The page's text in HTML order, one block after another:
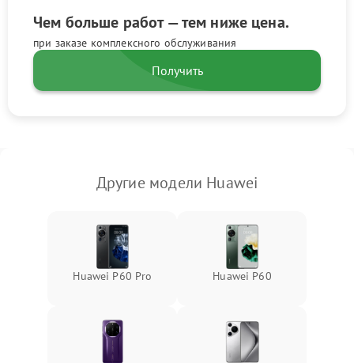
Чем больше работ — тем ниже цена.
при заказе комплексного обслуживания
Получить
Другие модели Huawei
Huawei P60 Pro Huawei P60